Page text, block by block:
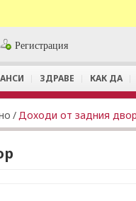
Регистрация
ЗДРАВЕ КАК ДА
/Доходи от задния